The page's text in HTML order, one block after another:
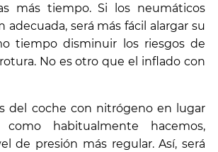
más tiempo. Si los neumáticos
adecuada, será más fácil alargar su
tiempo disminuir los riesgos de
No es otro que el inflado con
del coche con nitrógeno en lugar
habitualmente hacemos,
de presión más regular. Así, será